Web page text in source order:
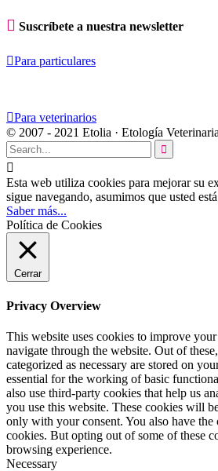
 Suscríbete a nuestra newsletter
Para particulares
Para veterinarios
© 2007 - 2021 Etolia · Etología


Esta web utiliza cookies para mejorar su
sigue navegando, asumimos que usted
Saber más...
Política de Cookies
Cerrar
Privacy Overview
This website uses cookies to improve
navigate through the website. Out of
categorized as necessary are stored on
essential for the working of basic
also use third-party cookies that help us
you use this website. These cookies will
only with your consent. You also have
cookies. But opting out of some of these
browsing experience.
Necessary